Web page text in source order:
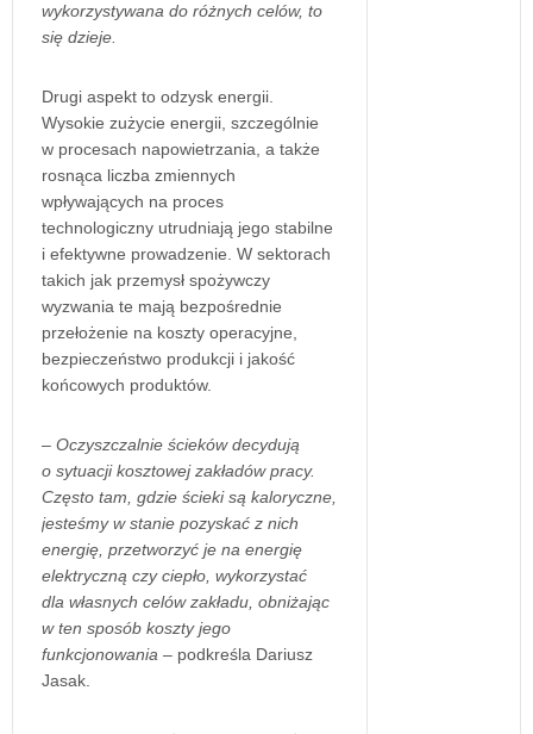
wykorzystywana do różnych celów, to
się dzieje.
Drugi aspekt to odzysk energii.
Wysokie zużycie energii, szczególnie
w procesach napowietrzania, a także
rosnąca liczba zmiennych
wpływających na proces
technologiczny utrudniają jego stabilne
i efektywne prowadzenie. W sektorach
takich jak przemysł spożywczy
wyzwania te mają bezpośrednie
przełożenie na koszty operacyjne,
bezpieczeństwo produkcji i jakość
końcowych produktów.
– Oczyszczalnie ścieków decydują
o sytuacji kosztowej zakładów pracy.
Często tam, gdzie ścieki są kaloryczne,
jesteśmy w stanie pozyskać z nich
energię, przetworzyć je na energię
elektryczną czy ciepło, wykorzystać
dla własnych celów zakładu, obniżając
w ten sposób koszty jego
funkcjonowania – podkreśla Dariusz
Jasak.